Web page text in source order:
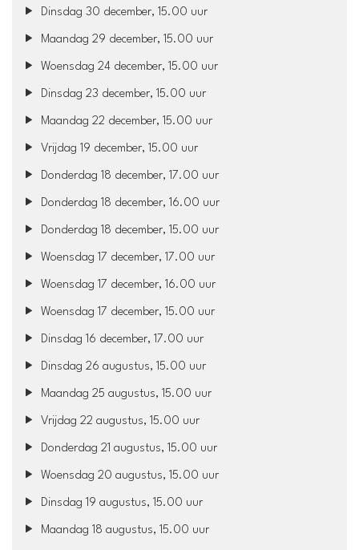
Dinsdag 30 december, 15.00 uur
Maandag 29 december, 15.00 uur
Woensdag 24 december, 15.00 uur
Dinsdag 23 december, 15.00 uur
Maandag 22 december, 15.00 uur
Vrijdag 19 december, 15.00 uur
Donderdag 18 december, 17.00 uur
Donderdag 18 december, 16.00 uur
Donderdag 18 december, 15.00 uur
Woensdag 17 december, 17.00 uur
Woensdag 17 december, 16.00 uur
Woensdag 17 december, 15.00 uur
Dinsdag 16 december, 17.00 uur
Dinsdag 26 augustus, 15.00 uur
Maandag 25 augustus, 15.00 uur
Vrijdag 22 augustus, 15.00 uur
Donderdag 21 augustus, 15.00 uur
Woensdag 20 augustus, 15.00 uur
Dinsdag 19 augustus, 15.00 uur
Maandag 18 augustus, 15.00 uur